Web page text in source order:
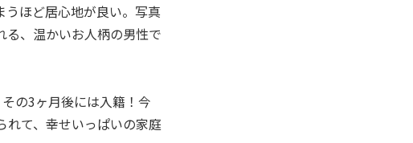
ほど居心地が良い。写真
る、温かいお人柄の男性で
の3ヶ月後には入籍！今
れて、幸せいっぱいの家庭